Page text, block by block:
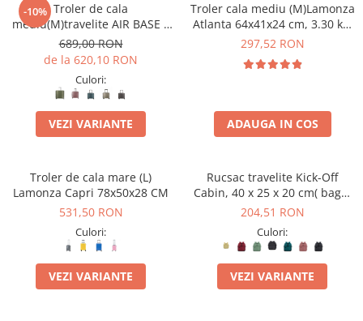
-10% Troler de cala
mediu(M)travelite AIR BASE 4
roti DUBLE 67 CM
689,00 RON
de la 620,10 RON
Culori:
VEZI VARIANTE
Troler cala mediu (M)Lamonza
Atlanta 64x41x24 cm, 3.30 kg,
extensibil 30%, albastru
297,52 RON
ADAUGA IN COS
Troler de cala mare (L)
Lamonza Capri 78x50x28 CM
531,50 RON
Culori:
VEZI VARIANTE
Rucsac travelite Kick-Off
Cabin, 40 x 25 x 20 cm( bagaj
permis gratuit la companii
204,51 RON
Culori:
VEZI VARIANTE